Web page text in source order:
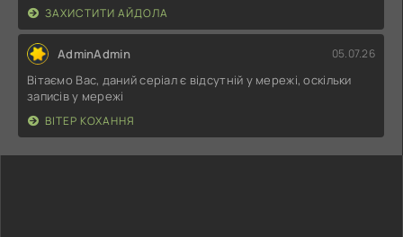
ЗАХИСТИТИ АЙДОЛА
AdminAdmin 05.07.26
Вітаємо Вас, даний серіал є відсутній у мережі, оскільки
записів у мережі
ВІТЕР КОХАННЯ